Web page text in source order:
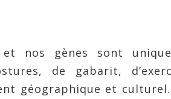
nos gènes sont
de gabarit,
géographique et